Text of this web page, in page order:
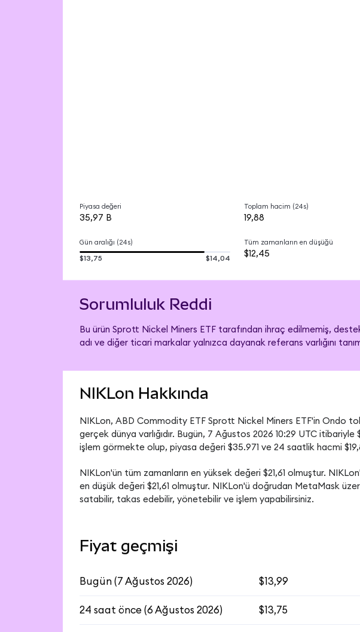
Piyasa değeri
35,97 B
Toplam hacim (24s)
19,88
Gün aralığı (24s)
$13,75 $14,04
Tüm zamanların en düşüğü
$12,45
Sorumluluk Reddi
Bu ürün Sprott Nickel Miners ETF tarafından ihraç edilmemiş,
adı ve diğer ticari markalar yalnızca dayanak referans varlığını
NIKLon Hakkında
NIKLon, ABD Commodity ETF Sprott Nickel Miners ETF'in Ondo
gerçek dünya varlığıdır. Bugün, 7 Ağustos 2026 10:29 UTC itibariyle
işlem görmekte olup, piyasa değeri $35.971 ve 24 saatlik hacmi
NIKLon'ün tüm zamanların en yüksek değeri $21,61 olmuştur.
en düşük değeri $21,61 olmuştur. NIKLon'ü doğrudan MetaMask
satabilir, takas edebilir, yönetebilir ve işlem yapabilirsiniz.
Fiyat geçmişi
Bugün (7 Ağustos 2026) $13,99
24 saat önce (6 Ağustos 2026) $13,75